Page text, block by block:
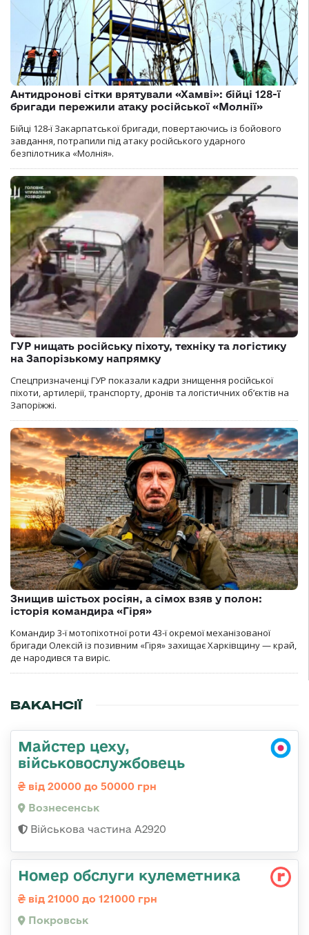
Антидронові сітки врятували «Хамві»: бійці 128-ї
бригади пережили атаку російської «Молнії»
Бійці 128-ї Закарпатської бригади, повертаючись із бойового
завдання, потрапили під атаку російського ударного
безпілотника «Молнія».
ГУР нищать російську піхоту, техніку та логістику
на Запорізькому напрямку
Спецпризначенці ГУР показали кадри знищення російської
піхоти, артилерії, транспорту, дронів та логістичних об’єктів на
Запоріжжі.
Знищив шістьох росіян, а сімох взяв у полон:
історія командира «Гіря»
Командир 3-ї мотопіхотної роти 43-ї окремої механізованої
бригади Олексій із позивним «Гіря» захищає Харківщину — край,
де народився та виріс.
ВАКАНСІЇ
Майстер цеху,
військовослужбовець
від 20000 до 50000 грн
Вознесенськ
Військова частина А2920
Номер обслуги кулеметника
від 21000 до 121000 грн
Покровськ